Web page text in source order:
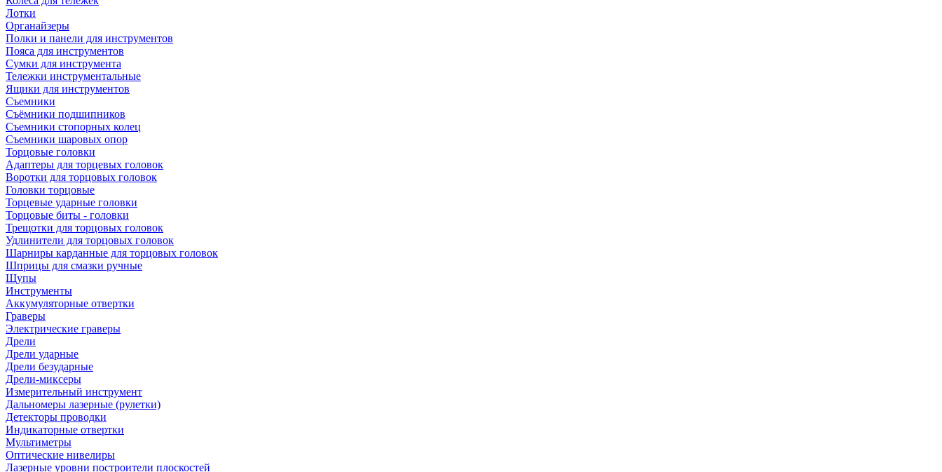
Лотки
Органайзеры
Полки и панели для инструментов
Пояса для инструментов
Сумки для инструмента
Тележки инструментальные
Ящики для инструментов
Съемники
Съёмники подшипников
Съемники стопорных колец
Съемники шаровых опор
Торцовые головки
Адаптеры для торцевых головок
Воротки для торцовых головок
Головки торцовые
Торцевые ударные головки
Торцовые биты - головки
Трещотки для торцовых головок
Удлинители для торцовых головок
Шарниры карданные для торцовых головок
Шприцы для смазки ручные
Щупы
Инструменты
Аккумуляторные отвертки
Граверы
Электрические граверы
Дрели
Дрели ударные
Дрели безударные
Дрели-миксеры
Измерительный инструмент
Дальномеры лазерные (рулетки)
Детекторы проводки
Индикаторные отвертки
Мультиметры
Оптические нивелиры
Лазерные уровни построители плоскостей